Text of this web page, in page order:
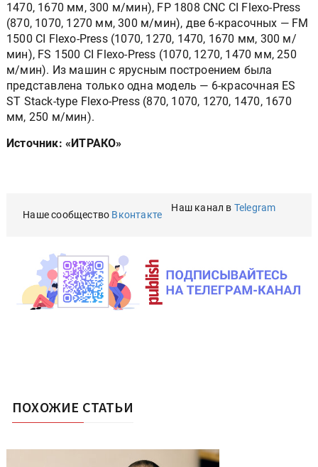
1470, 1670 мм, 300 м/мин), FP 1808 CNC CI Flexo-Press
(870, 1070, 1270 мм, 300 м/мин), две 6-красочных — FM
1500 CI Flexo-Press (1070, 1270, 1470, 1670 мм, 300 м/
мин), FS 1500 CI Flexo-Press (1070, 1270, 1470 мм, 250
м/мин). Из машин с ярусным построением была
представлена только одна модель — 6-красочная ES
ST Stack-type Flexo-Press (870, 1070, 1270, 1470, 1670
мм, 250 м/мин).
Источник: «ИТРАКО»
Наше сообщество Вконтакте
Наш канал в Telegram
ПОХОЖИЕ СТАТЬИ